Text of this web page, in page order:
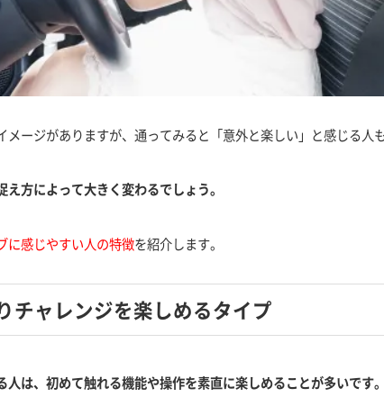
ージがありますが、通ってみると「意外と楽しい」と感じる人も
方によって大きく変わるでしょう。
に感じやすい人の特徴を紹介します。
チャレンジを楽しめるタイプ
は、初めて触れる機能や操作を素直に楽しめることが多いです。